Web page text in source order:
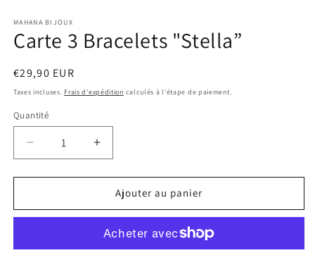
une
fenêtre
modale
MAHANA BIJOUX
Carte 3 Bracelets "Stella”
Prix
habituel
€29,90 EUR
Taxes incluses. Frais d'expédition calculés à l'étape de paiement.
Quantité
Réduire
la
quantité
Carte
&quot;Stella”
Augmenter
la
quantité
Carte
Bracelets
&quot;Stella”
Ajouter au panier